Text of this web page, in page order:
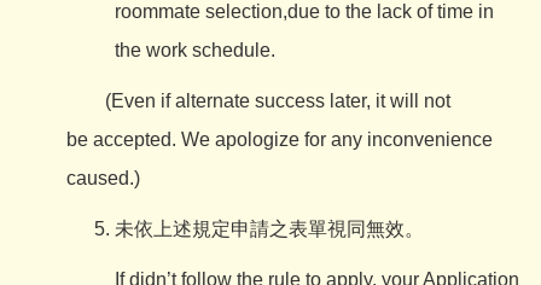
roommate selection,due to the lack of time in
the work schedule.
(Even if alternate success later, it will not
be accepted. We apologize for any inconvenience
caused.)
未依上述規定申請之表單視同無效。
If didn’t follow the rule to apply, your Application